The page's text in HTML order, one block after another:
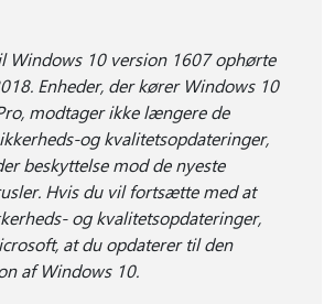
Windows 10 version 1607 ophørte
Enheder, der kører Windows 10
modtager ikke længere de
og kvalitetsopdateringer,
beskyttelse mod de nyeste
Hvis du vil fortsætte med at
og kvalitetsopdateringer,
at du opdaterer til den
af Windows 10.